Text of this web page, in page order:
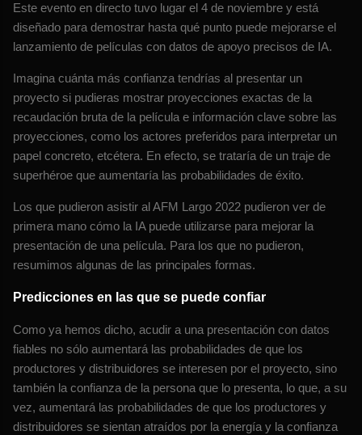
Este evento en directo tuvo lugar el 4 de noviembre y está
diseñado para demostrar hasta qué punto puede mejorarse el
lanzamiento de películas con datos de apoyo precisos de IA.
Imagina cuánta más confianza tendrías al presentar un
proyecto si pudieras mostrar proyecciones exactas de la
recaudación bruta de la película e información clave sobre las
proyecciones, como los actores preferidos para interpretar un
papel concreto, etcétera. En efecto, se trataría de un traje de
superhéroe que aumentaría las probabilidades de éxito.
Los que pudieron asistir al AFM Largo 2022 pudieron ver de
primera mano cómo la IA puede utilizarse para mejorar la
presentación de una película. Para los que no pudieron,
resumimos algunas de las principales formas.
Predicciones en las que se puede confiar
Como ya hemos dicho, acudir a una presentación con datos
fiables no sólo aumentará las probabilidades de que los
productores y distribuidores se interesen por el proyecto, sino
también la confianza de la persona que lo presenta, lo que, a su
vez, aumentará las probabilidades de que los productores y
distribuidores se sientan atraídos por la energía y la confianza